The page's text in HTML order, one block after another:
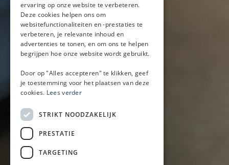
Mobiele bar
Mobiele bar huren
Bier/wijn/fris bar
Champagnebar
Wijnbar
Aperol spritz bar
Arrangementen
Lunch
Borrel met hapjes
BBQ
Buffet
ervaring op onze website te verbeteren.
Deze cookies helpen ons om
websitefunctionaliteiten en -prestaties te
verbeteren, je relevante inhoud en
advertenties te tonen, en om ons te helpen
begrijpen hoe onze website wordt gebruikt.
Door op "Alles accepteren" te klikken, geef
je toestemming voor het plaatsen van deze
cookies. Lees verder
STRIKT NOODZAKELIJK
PRESTATIE
TARGETING